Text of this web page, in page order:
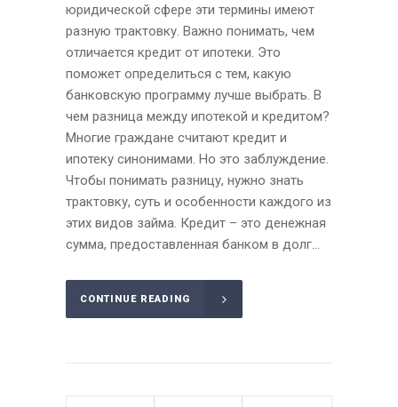
юридической сфере эти термины имеют
разную трактовку. Важно понимать, чем
отличается кредит от ипотеки. Это
поможет определиться с тем, какую
банковскую программу лучше выбрать. В
чем разница между ипотекой и кредитом?
Многие граждане считают кредит и
ипотеку синонимами. Но это заблуждение.
Чтобы понимать разницу, нужно знать
трактовку, суть и особенности каждого из
этих видов займа. Кредит – это денежная
сумма, предоставленная банком в долг...
CONTINUE READING